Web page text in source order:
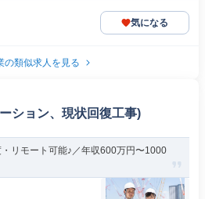
気になる
の類似求人を見る
ション、現状回復工事)
リモート可能♪／年収600万円〜1000